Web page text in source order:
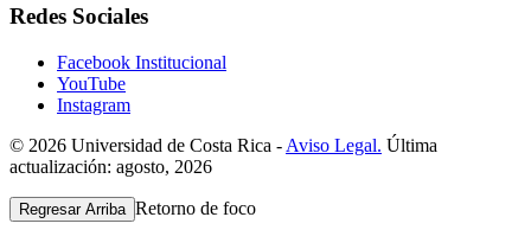
Redes Sociales
Facebook Institucional
YouTube
Instagram
© 2026 Universidad de Costa Rica - Aviso Legal. Última
actualización: agosto, 2026
Regresar Arriba Retorno de foco